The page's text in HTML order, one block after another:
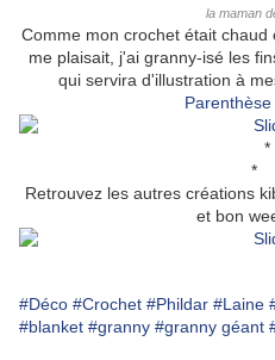
la maman
Comme mon crochet était
me plaisait, j'ai granny-isé les
qui servira d'illustration à
*
*
Retrouvez les autres créations
et bon
#Déco #Crochet #Phildar #Laine
#blanket #granny #granny géant